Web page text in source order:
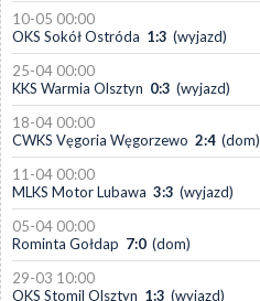
10-05 00:00
OKS Sokół Ostróda 1:3 (wyjazd)
25-04 00:00
KKS Warmia Olsztyn 0:3 (wyjazd)
18-04 00:00
CWKS Vęgoria Węgorzewo 2:4 (dom)
11-04 00:00
MLKS Motor Lubawa 3:3 (wyjazd)
05-04 00:00
Rominta Gołdap 7:0 (dom)
29-03 10:00
OKS Stomil Olsztyn 1:3 (wyjazd)